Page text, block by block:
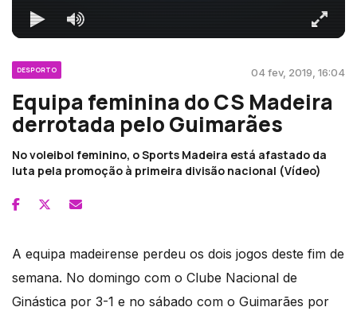
DESPORTO 04 fev, 2019, 16:04
Equipa feminina do CS Madeira
derrotada pelo Guimarães
No voleibol feminino, o Sports Madeira está afastado da
luta pela promoção à primeira divisão nacional (Vídeo)
A equipa madeirense perdeu os dois jogos deste fim de
semana. No domingo com o Clube Nacional de
Ginástica por 3-1 e no sábado com o Guimarães por